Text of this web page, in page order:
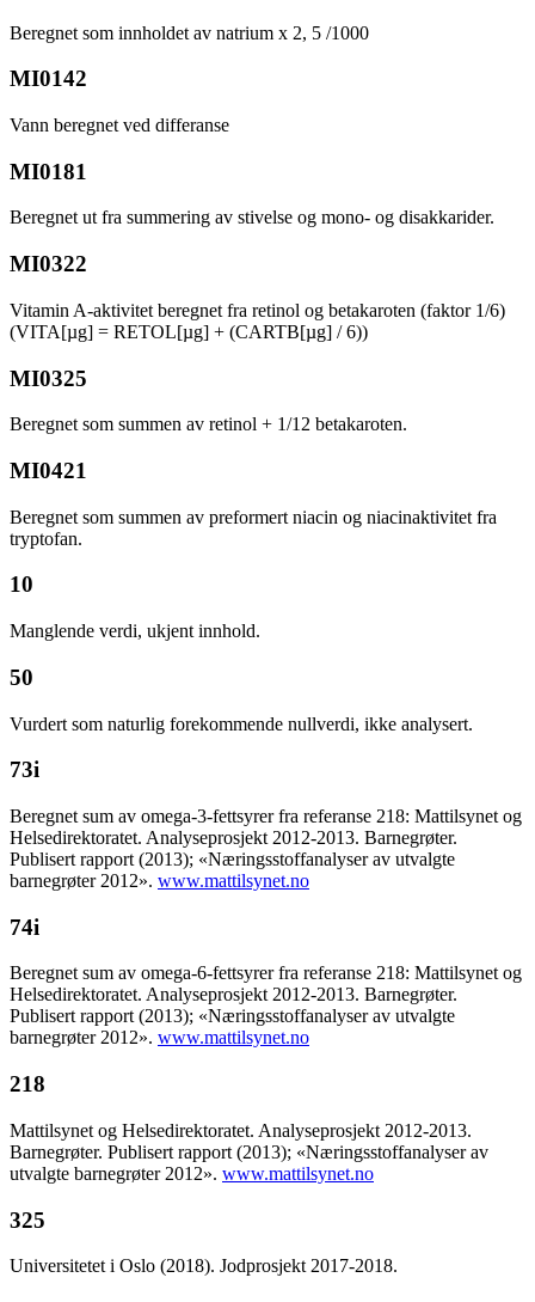
Beregnet som innholdet av natrium x 2, 5 /1000
MI0142
Vann beregnet ved differanse
MI0181
Beregnet ut fra summering av stivelse og mono- og disakkarider.
MI0322
Vitamin A-aktivitet beregnet fra retinol og betakaroten (faktor 1/6)
(VITA[µg] = RETOL[µg] + (CARTB[µg] / 6))
MI0325
Beregnet som summen av retinol + 1/12 betakaroten.
MI0421
Beregnet som summen av preformert niacin og niacinaktivitet fra
tryptofan.
10
Manglende verdi, ukjent innhold.
50
Vurdert som naturlig forekommende nullverdi, ikke analysert.
73i
Beregnet sum av omega-3-fettsyrer fra referanse 218: Mattilsynet og
Helsedirektoratet. Analyseprosjekt 2012-2013. Barnegrøter.
Publisert rapport (2013); «Næringsstoffanalyser av utvalgte
barnegrøter 2012». www.mattilsynet.no
74i
Beregnet sum av omega-6-fettsyrer fra referanse 218: Mattilsynet og
Helsedirektoratet. Analyseprosjekt 2012-2013. Barnegrøter.
Publisert rapport (2013); «Næringsstoffanalyser av utvalgte
barnegrøter 2012». www.mattilsynet.no
218
Mattilsynet og Helsedirektoratet. Analyseprosjekt 2012-2013.
Barnegrøter. Publisert rapport (2013); «Næringsstoffanalyser av
utvalgte barnegrøter 2012». www.mattilsynet.no
325
Universitetet i Oslo (2018). Jodprosjekt 2017-2018.